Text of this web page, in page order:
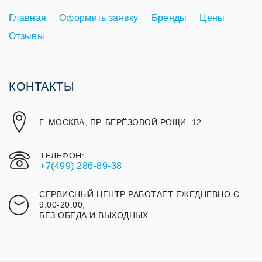
Главная Оформить заявку Бренды
Цены
Отзывы
КОНТАКТЫ
Г. МОСКВА, ПР. БЕРЁЗОВОЙ РОЩИ, 12
ТЕЛЕФОН:
+7(499) 286-89-38
СЕРВИСНЫЙ ЦЕНТР РАБОТАЕТ ЕЖЕДНЕВНО С
9:00-20:00,
БЕЗ ОБЕДА И ВЫХОДНЫХ